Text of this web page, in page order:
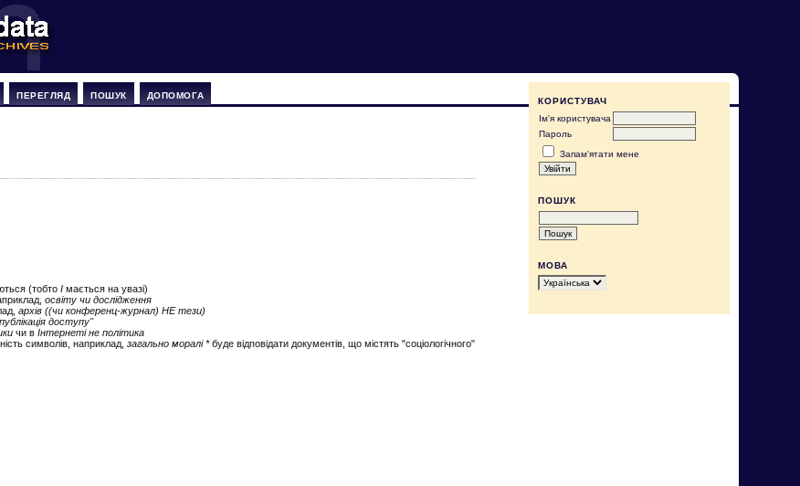
КОРИСТУВАЧ
Ім'я користувача
Пароль
Запам'ятати мене
ПОШУК
МОВА
ПЕРЕГЛЯД ПОШУК ДОПОМОГА
(тобтоІ мається на увазі)
освіту чи дослідження
архів ((чи конференц-журнал) НЕ тези)
доступу"
чи вІнтернеті не політика
символів, наприклад,загально моралі *буде відповідати документів, що містять "соціологічного"